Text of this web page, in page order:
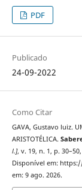
PDF
Publicado
24-09-2022
Como Citar
GAVA, Gustavo luiz.
ARISTOTÉLICA.
l.], v. 19, n. 1, p.
Disponível em:
em: 9 ago. 2026.